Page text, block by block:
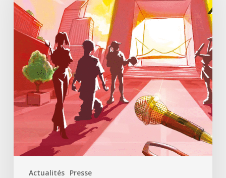
Actualités Presse
lance
«
Disparition
Défense
un
jeu
d’enquête
à
ciel